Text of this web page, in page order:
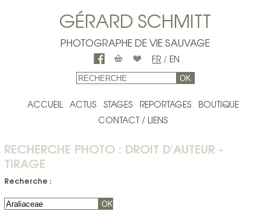
GÉRARD SCHMITT
PHOTOGRAPHE DE VIE SAUVAGE
FR / EN
OK
ACCUEIL ACTUS STAGES REPORTAGES
BOUTIQUE
CONTACT / LIENS
RECHERCHE PHOTO : DROIT D'AUTEUR -
TIRAGE
Recherche :
OK